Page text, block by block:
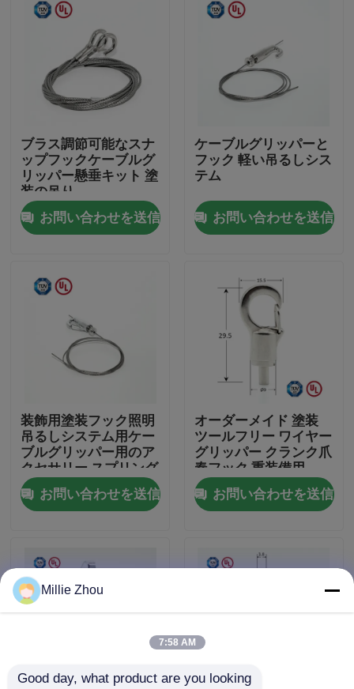
家
製品
ビデオ
私達について
工場旅行
品質管理
引用を要求しなさい
調節可能なケーブルのグリッパー
ブラス調節可能なスナ
ップフックケーブルグ
リッパー懸垂キット 塗
装の吊り
お問い合わせを送信
ケーブルグリッパーと
フック 軽い吊るしシス
テム
お問い合わせを送信
装飾用塗装フック照明
吊るしシステム用ケー
ブルグリッパー用のア
クセサリー スプリング
フック付き
お問い合わせを送信
オーダーメイド 塗装
ツールフリー ワイヤー
グリッパー クランク爪
春フック 重装備用
お問い合わせを送信
Millie Zhou
7:58 AM
Good day, what product are you looking